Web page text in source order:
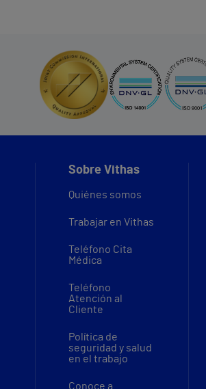
Sobre Vithas
Quiénes somos
Trabajar en Vithas
Teléfono Cita
Médica
Teléfono
Atención al
Cliente
Política de
seguridad y salud
en el trabajo
Conoce a